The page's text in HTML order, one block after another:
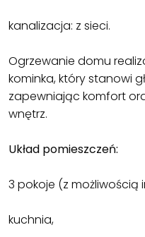
kanalizacja: z sieci.
Ogrzewanie domu
kominka, który stanowi
zapewniając komfort
wnętrz.
Układ pomieszczeń:
3 pokoje (z możliwością
kuchnia,